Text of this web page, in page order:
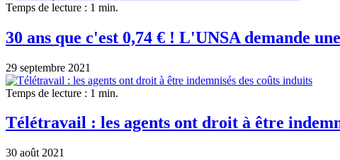
Temps de lecture : 1 min.
30 ans que c'est 0,74 € ! L'UNSA demande
29 septembre 2021
Temps de lecture : 1 min.
Télétravail : les agents ont droit à être
30 août 2021